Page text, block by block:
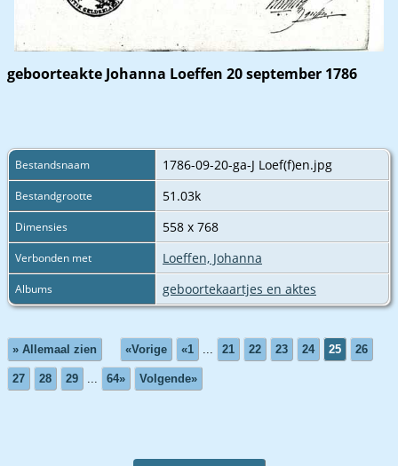
geboorteakte Johanna Loeffen 20 september 1786
Bestandsnaam 1786-09-20-ga-J Loef(f)en.jpg
Bestandgrootte 51.03k
Dimensies 558 x 768
Verbonden met Loeffen, Johanna
Albums geboortekaartjes en aktes
» Allemaal zien «Vorige «1 21 22 23 24 25 26
27 28 29 64» Volgende»